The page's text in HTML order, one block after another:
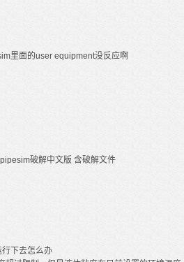
里面的user equipment没反应啊
破解中文版 含破解文件
下去怎么办